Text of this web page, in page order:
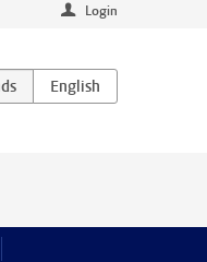
Login
Marketing pagina’s
Veiligheid pagina’s